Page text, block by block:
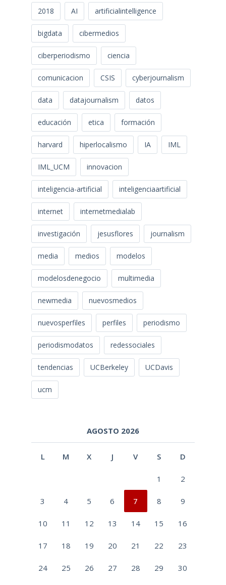
2018 AI artificialintelligence
bigdata cibermedios
ciberperiodismo ciencia
comunicacion CSIS cyberjournalism
data datajournalism datos
educación etica formación
harvard hiperlocalismo IA IML
IML_UCM innovacion
inteligencia-artificial inteligenciaartificial
internet internetmedialab
investigación jesusflores journalism
media medios modelos
modelosdenegocio multimedia
newmedia nuevosmedios
nuevosperfiles perfiles periodismo
periodismodatos redessociales
tendencias UCBerkeley UCDavis
ucm
AGOSTO 2026
L M X J V S D
1 2
3 4 5 6 7 8 9
10 11 12 13 14 15 16
17 18 19 20 21 22 23
24 25 26 27 28 29 30